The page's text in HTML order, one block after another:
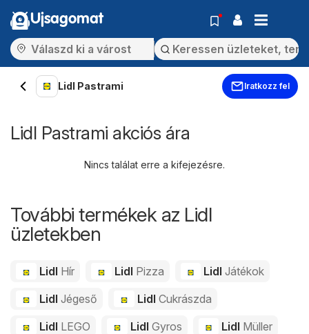
Ujsagomat
Lidl Pastrami Iratkozz fel
Lidl Pastrami akciós ára
Nincs találat erre a kifejezésre.
További termékek az Lidl
üzletekben
Lidl Hír Lidl Pizza LidlJátékok
Lidl Jégeső Lidl Cukrászda
Lidl LEGO Lidl Gyros Lidl Müller